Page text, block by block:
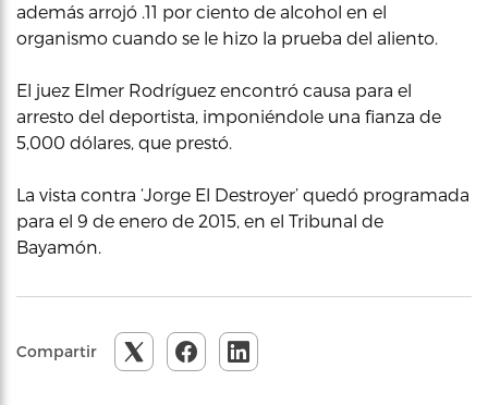
además arrojó .11 por ciento de alcohol en el
organismo cuando se le hizo la prueba del aliento.
El juez Elmer Rodríguez encontró causa para el
arresto del deportista, imponiéndole una fianza de
5,000 dólares, que prestó.
La vista contra ‘Jorge El Destroyer’ quedó programada
para el 9 de enero de 2015, en el Tribunal de
Bayamón.
Compartir